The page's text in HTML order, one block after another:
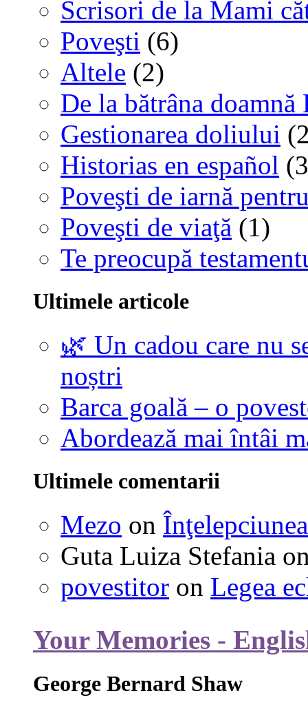
Scrisori de la Mami
Poveşti (6)
Altele (2)
De la bătrâna
Gestionarea doliului
Historias en español
Poveşti de iarnă
Poveşti de viaţă (1)
Te preocupă
Ultimele articole
🌿 Un cadou care nu
noștri
Barca goală – o
Abordează mai întâi
Ultimele comentarii
Mezo on Înţelepciunea
Guta Luiza Stefania
povestitor on Legea
Your Memories -
George Bernard Shaw